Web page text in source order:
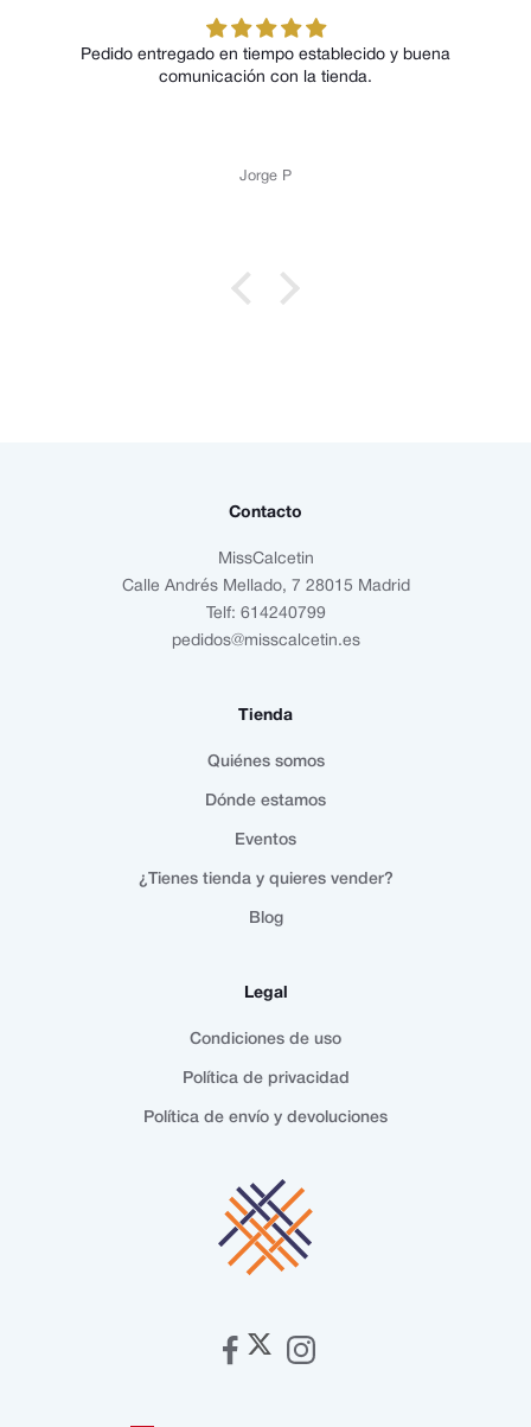
Pedido entregado en tiempo establecido y buena
comunicación con la tienda.
Jorge P
Contacto
MissCalcetin
Calle Andrés Mellado, 7 28015 Madrid
Telf: 614240799
pedidos@misscalcetin.es
Tienda
Quiénes somos
Dónde estamos
Eventos
¿Tienes tienda y quieres vender?
Blog
Legal
Condiciones de uso
Política de privacidad
Política de envío y devoluciones